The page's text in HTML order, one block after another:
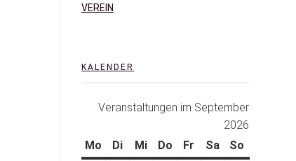
VEREIN
KALENDER
Veranstaltungen im September
2026
Mo
Di Mi Do Fr Sa So